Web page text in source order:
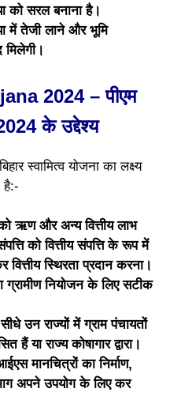
को सरल बनाना है।
में तेजी लाने और भूमि
मिलेगी।
2024 – पीएम
के उद्देश्य
बिहार स्वामित्व योजना का लक्ष्य
है:-
ऋण और अन्य वित्तीय लाभ
को वित्तीय संपत्ति के रूप में
स्थिरता प्रदान करना।
ग्रामीण नियोजन के लिए सटीक
उन राज्यों में ग्राम पंचायतों
हैं या राज्य कोषागार द्वारा।
मानचित्रों का निर्माण,
अपने उपयोग के लिए कर